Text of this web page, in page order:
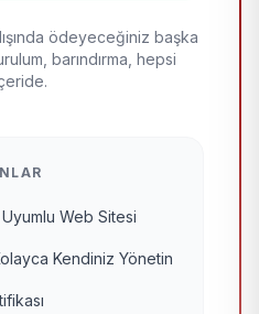
ödeyeceğiniz başka
barındırma, hepsi
Web Sitesi
Kendiniz Yönetin